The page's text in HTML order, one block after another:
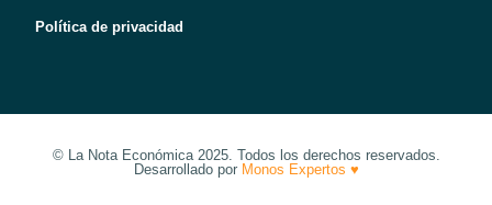
Política de privacidad
© La Nota Económica 2025. Todos los derechos reservados.
Desarrollado por Monos Expertos ♥